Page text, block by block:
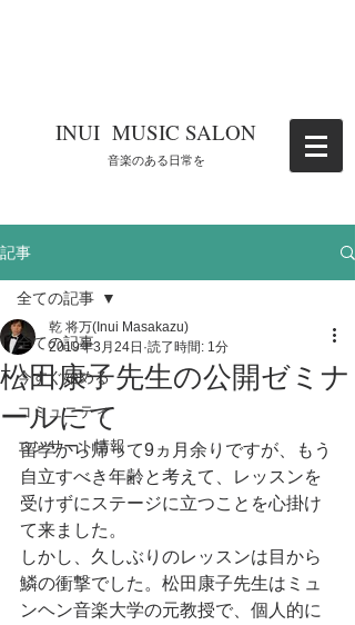
​INUI MUSIC SALON
​音楽のある日常を
記事
全ての記事
今すぐ始める
コミュニティ
コンサート情報
全ての記事
松田康子先生の公開ゼミナ
ールにて
乾 将万(Inui Masakazu)
2019年3月24日 読了時間: 1分
留学から帰って9ヵ月余りですが、もう
自立すべき年齢と考えて、レッスンを
受けずにステージに立つことを心掛け
て来ました。
しかし、久しぶりのレッスンは目から
鱗の衝撃でした。松田康子先生はミュ
ンヘン音楽大学の元教授で、個人的に